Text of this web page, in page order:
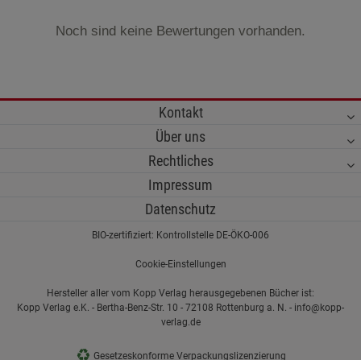
Noch sind keine Bewertungen vorhanden.
Kontakt
Über uns
Rechtliches
Impressum
Datenschutz
BIO-zertifiziert: Kontrollstelle DE-ÖKO-006
Cookie-Einstellungen
Hersteller aller vom Kopp Verlag herausgegebenen Bücher ist:
Kopp Verlag e.K. - Bertha-Benz-Str. 10 - 72108 Rottenburg a. N. - info@kopp-
verlag.de
♻ Gesetzeskonforme Verpackungslizenzierung